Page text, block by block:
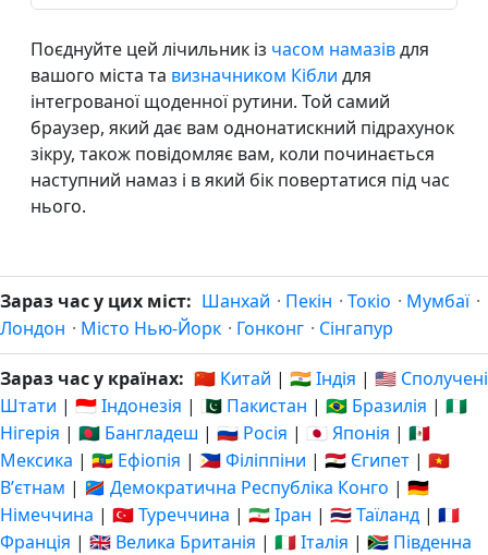
Поєднуйте цей лічильник із часом намазівдля
вашого міста та визначником Кібли для
інтегрованої щоденної рутини. Той самий
браузер, який дає вам однонатискний підрахунок
зікру, також повідомляє вам, коли починається
наступний намаз і в який бік повертатися під час
нього.
Зараз час у цих міст: Шанхай · Пекін · Токіо · Мумбаї ·
Лондон · Місто Нью-Йорк · Гонконг · Сінгапур
Зараз час у країнах: 🇨🇳 Китай | 🇮🇳 Індія | 🇺🇸 Сполучені
Штати | 🇮🇩 Індонезія | 🇵🇰 Пакистан | 🇧🇷 Бразилія | 🇳🇬
Нігерія | 🇧🇩 Бангладеш | 🇷🇺 Росія | 🇯🇵 Японія | 🇲🇽
Мексика | 🇪🇹 Ефіопія | 🇵🇭 Філіппіни | 🇪🇬 Єгипет | 🇻🇳
Вʼєтнам | 🇨🇩 Демократична Республіка Конго | 🇩🇪
Німеччина | 🇹🇷 Туреччина | 🇮🇷 Іран | 🇹🇭 Таїланд | 🇫🇷
Франція | 🇬🇧 Велика Британія | 🇮🇹 Італія | 🇿🇦 Південна